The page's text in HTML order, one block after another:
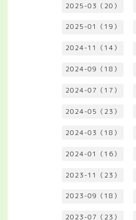
2025-03（20）
2025-01（19）
2024-11（14）
2024-09（18）
2024-07（17）
2024-05（23）
2024-03（18）
2024-01（16）
2023-11（23）
2023-09（18）
2023-07（23）